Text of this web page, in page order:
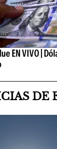
EN VIVO |
DE